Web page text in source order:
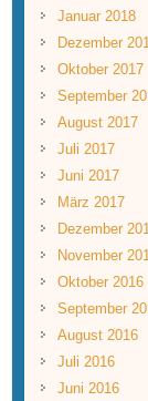
Januar 2018
Dezember
Oktober 2017
September
August 2017
Juli 2017
Juni 2017
März 2017
Dezember
November
Oktober 2016
September
August 2016
Juli 2016
Juni 2016